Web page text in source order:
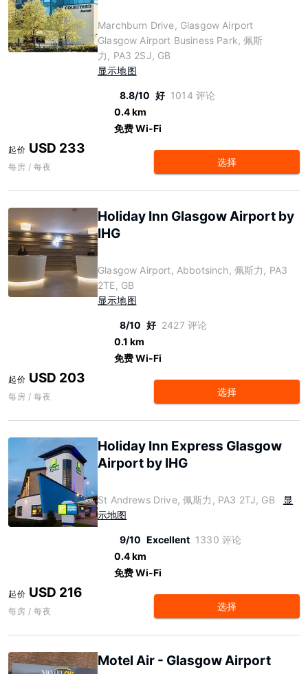
Marchburn Drive, Glasgow Airport
Glasgow Airport Business Park, 佩斯
力, PA3 2SJ, GB
显示地图
8.8/10 好 1014 评论
0.4 km
免费 Wi-Fi
起价 USD 233
每房 / 每夜 选择
Holiday Inn Glasgow Airport by
IHG
Glasgow Airport, Abbotsinch, 佩斯力, PA3
2TE, GB
显示地图
8/10 好 2427 评论
0.1 km
免费 Wi-Fi
起价 USD 203
每房 / 每夜 选择
Holiday Inn Express Glasgow
Airport by IHG
St Andrews Drive, 佩斯力, PA3 2TJ, GB
显
示地图
9/10 Excellent 1330 评论
0.4 km
免费 Wi-Fi
起价 USD 216
每房 / 每夜 选择
Motel Air - Glasgow Airport